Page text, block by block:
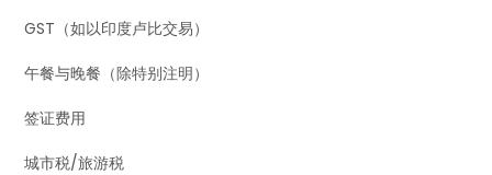
GST（如以印度卢比交易）
午餐与晚餐（除特别注明）
签证费用
城市税/旅游税